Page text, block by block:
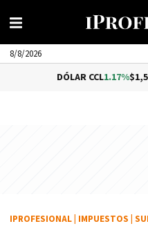
8/8/2026
1.17%$1,577.88
IPROFESIONAL IMPUESTOS